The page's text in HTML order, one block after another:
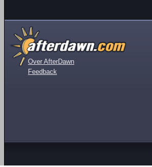
Over AfterDawn
Feedback